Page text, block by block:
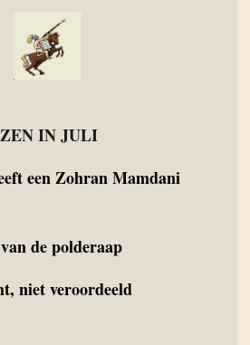
IN JULI
een Zohran Mamdani
de polderaap
niet veroordeeld